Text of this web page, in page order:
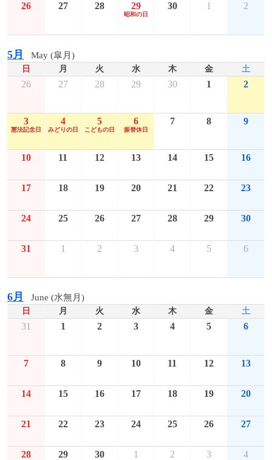
26 27 28 29
昭和の日
30 1 2
5月 May (皐月)
日 月 火 水 木 金 土
26 27 28 29 30 1 2
3
憲法記念日
4
みどりの日
5
こどもの日
6
振替休日
7 8 9
10 11 12 13 14 15 16
17 18 19 20 21 22 23
24 25 26 27 28 29 30
31 1 2 3 4 5 6
6月 June (水無月)
日 月 火 水 木 金 土
31 1 2 3 4 5 6
7 8 9 10 11 12 13
14 15 16 17 18 19 20
21 22 23 24 25 26 27
28 29 30 1 2 3 4